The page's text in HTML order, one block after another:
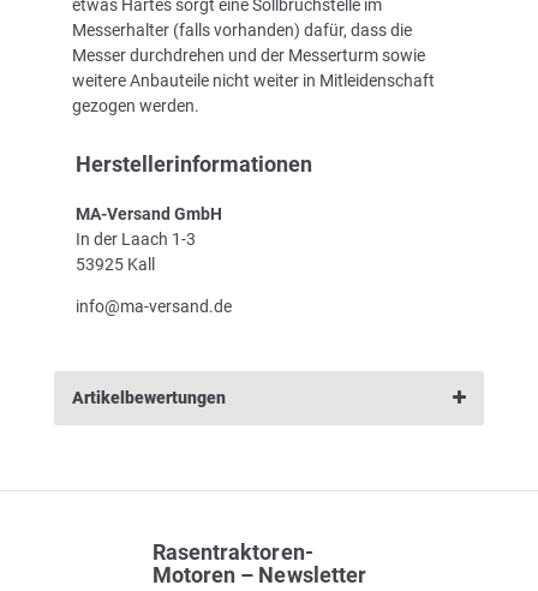
etwas Hartes sorgt eine Sollbruchstelle im
Messerhalter (falls vorhanden) dafür, dass die
Messer durchdrehen und der Messerturm sowie
weitere Anbauteile nicht weiter in Mitleidenschaft
gezogen werden.
Herstellerinformationen
MA-Versand GmbH
In der Laach 1-3
53925 Kall
info@ma-versand.de
Artikelbewertungen
Rasentraktoren-
Motoren – Newsletter